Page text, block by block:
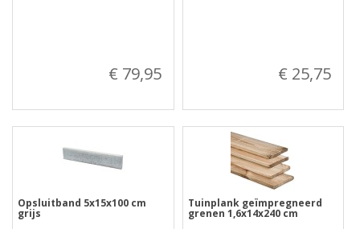
€ 79,95 € 25,75
Opsluitband 5x15x100 cm
grijs
Tuinplank geïmpregneerd
grenen 1,6x14x240 cm